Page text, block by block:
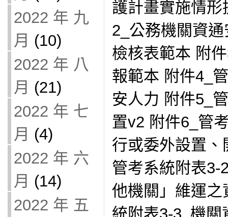
2022 年 九
月 (10)
2022 年 八
月 (21)
2022 年 七
月 (4)
2022 年 六
月 (14)
2022 年 五
護計畫實施情
2_公務機關資
檢核表範本 附
報範本 附件4_
安人力 附件5_
置v2 附件6_管
行或委外設置
管考系統附表3-
他機關」維運